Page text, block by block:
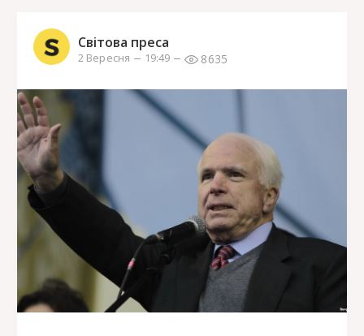
Світова преса
2 Вересня 19:49 8635